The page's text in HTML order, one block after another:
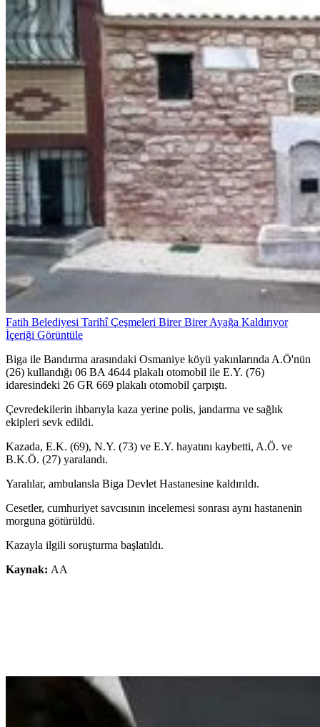
Fatih Belediyesi Tarihî Çeşmeleri Birer Birer Ayağa Kaldırıyor
İçeriği Görüntüle
Biga ile Bandırma arasındaki Osmaniye köyü yakınlarında A.Ö'nün
(26) kullandığı 06 BA 4644 plakalı otomobil ile E.Y. (76)
idaresindeki 26 GR 669 plakalı otomobil çarpıştı.
Çevredekilerin ihbarıyla kaza yerine polis, jandarma ve sağlık
ekipleri sevk edildi.
Kazada, E.K. (69), N.Y. (73) ve E.Y. hayatını kaybetti, A.Ö. ve
B.K.Ö. (27) yaralandı.
Yaralılar, ambulansla Biga Devlet Hastanesine kaldırıldı.
Cesetler, cumhuriyet savcısının incelemesi sonrası aynı hastanenin
morguna götürüldü.
Kazayla ilgili soruşturma başlatıldı.
Kaynak: AA